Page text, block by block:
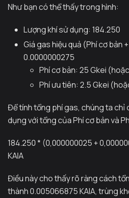
Như bạn có thể thấy trong hình:
Lượng khí sử dụng: 184.250
Giá gas hiệu quả (Phí cơ bản
0.0000000275
Phí cơ bản: 25 Gkei
Phí ưu tiên: 2.5 Gkei
Để tính tổng phí gas, chúng ta chỉ
dụng với tổng của Phí cơ bản và
184.250 * (0,000000025 +
KAIA
Điều này cho thấy rõ ràng cách
thành 0.005066875 KAIA, trùng